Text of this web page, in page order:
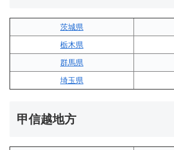
茨城県
栃木県
群馬県
埼玉県
甲信越地方